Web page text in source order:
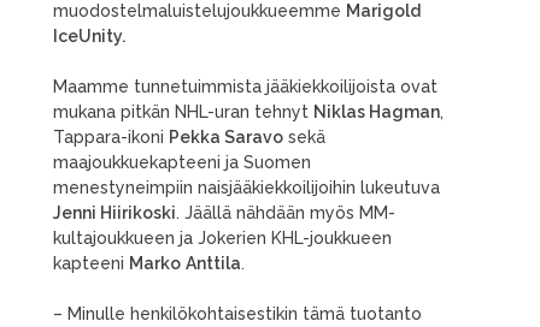
muodostelmaluistelujoukkueemme Marigold
IceUnity.
Maamme tunnetuimmista jääkiekkoilijoista ovat
mukana pitkän NHL-uran tehnyt Niklas Hagman,
Tappara-ikoni Pekka Saravo sekä
maajoukkuekapteeni ja Suomen
menestyneimpiin naisjääkiekkoilijoihin lukeutuva
Jenni Hiirikoski. Jäällä nähdään myös MM-
kultajoukkueen ja Jokerien KHL-joukkueen
kapteeni Marko Anttila.
– Minulle henkilökohtaisestikin tämä tuotanto